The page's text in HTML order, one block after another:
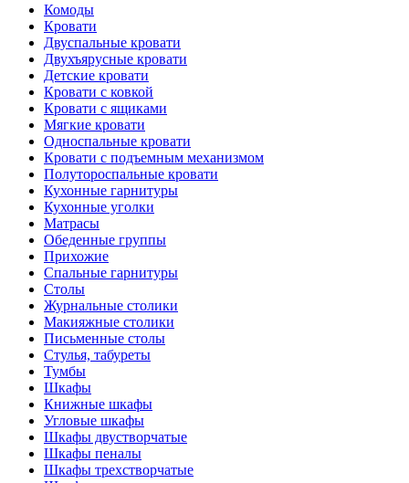
Комоды
Кровати
Двуспальные кровати
Двухъярусные кровати
Детские кровати
Кровати с ковкой
Кровати с ящиками
Мягкие кровати
Односпальные кровати
Кровати с подъемным механизмом
Полутороспальные кровати
Кухонные гарнитуры
Кухонные уголки
Матрасы
Обеденные группы
Прихожие
Спальные гарнитуры
Столы
Журнальные столики
Макияжные столики
Письменные столы
Стулья, табуреты
Тумбы
Шкафы
Книжные шкафы
Угловые шкафы
Шкафы двустворчатые
Шкафы пеналы
Шкафы трехстворчатые